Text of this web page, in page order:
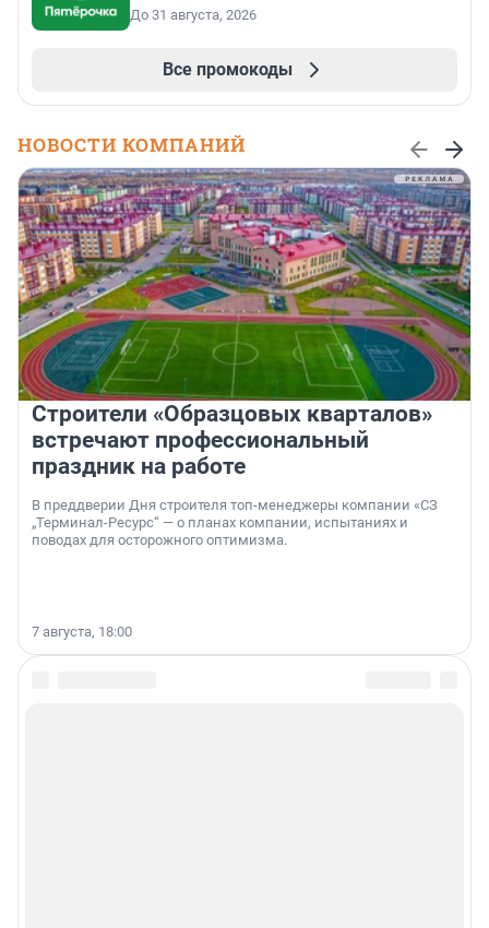
До 31 августа, 2026
Все промокоды
НОВОСТИ КОМПАНИЙ
Строители «Образцовых кварталов»
встречают профессиональный
праздник на работе
В преддверии Дня строителя топ-менеджеры компании «СЗ
„Терминал-Ресурс“ — о планах компании, испытаниях и
поводах для осторожного оптимизма.
7 августа, 18:00